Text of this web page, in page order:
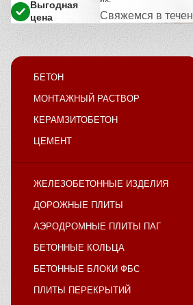
Выгодная
цена
Свяжемся в
БЕТОН
МОНТАЖНЫЙ РАСТВОР
КЕРАМЗИТОБЕТОН
ЦЕМЕНТ
ЖЕЛЕЗОБЕТОННЫЕ ИЗДЕЛИЯ
ДОРОЖНЫЕ ПЛИТЫ
АЭРОДРОМНЫЕ ПЛИТЫ ПАГ
БЕТОННЫЕ КОЛЬЦА
БЕТОННЫЕ БЛОКИ ФБС
ПЛИТЫ ПЕРЕКРЫТИЙ